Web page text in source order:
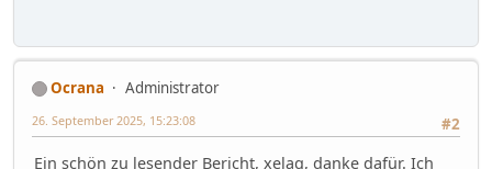
Ocrana
Administrator
#2
26. September 2025, 15:23:08
Ein schön zu lesender Bericht, xelaq, danke dafür. Ich